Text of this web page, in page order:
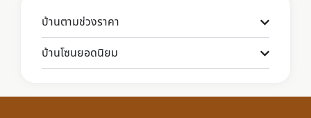
บ้านตามช่วงราคา
บ้านโซนยอดนิยม